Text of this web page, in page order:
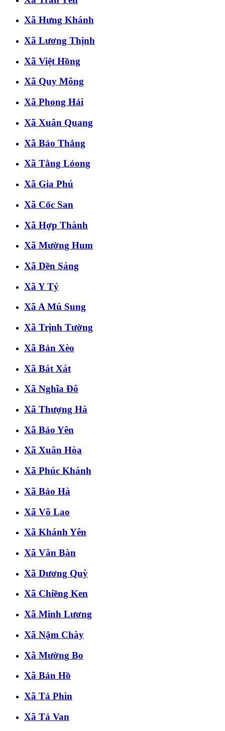
Xã Hưng Khánh
Xã Lương Thịnh
Xã Việt Hồng
Xã Quy Mông
Xã Phong Hải
Xã Xuân Quang
Xã Bảo Thắng
Xã Tằng Lỏong
Xã Gia Phú
Xã Cốc San
Xã Hợp Thành
Xã Mường Hum
Xã Dền Sáng
Xã Y Tý
Xã A Mú Sung
Xã Trịnh Tường
Xã Bản Xèo
Xã Bát Xát
Xã Nghĩa Đô
Xã Thượng Hà
Xã Bảo Yên
Xã Xuân Hòa
Xã Phúc Khánh
Xã Bảo Hà
Xã Võ Lao
Xã Khánh Yên
Xã Văn Bàn
Xã Dương Quỳ
Xã Chiềng Ken
Xã Minh Lương
Xã Nậm Chày
Xã Mường Bo
Xã Bản Hồ
Xã Tả Phìn
Xã Tả Van